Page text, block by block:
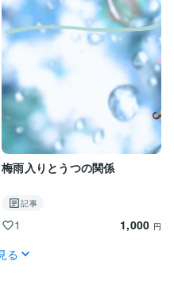
してます。
梅雨入りとうつの関係
記事
1 1,000 円
る